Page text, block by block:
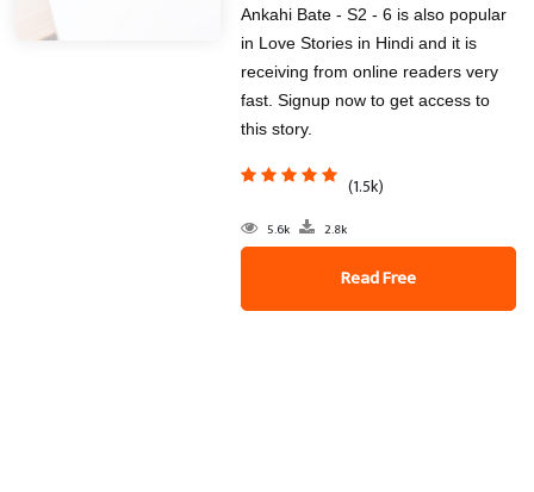
Ankahi Bate - S2 - 6 is also popular
in Love Stories in Hindi and it is
receiving from online readers very
fast. Signup now to get access to
this story.
(1.5k)
5.6k 2.8k
Read Free